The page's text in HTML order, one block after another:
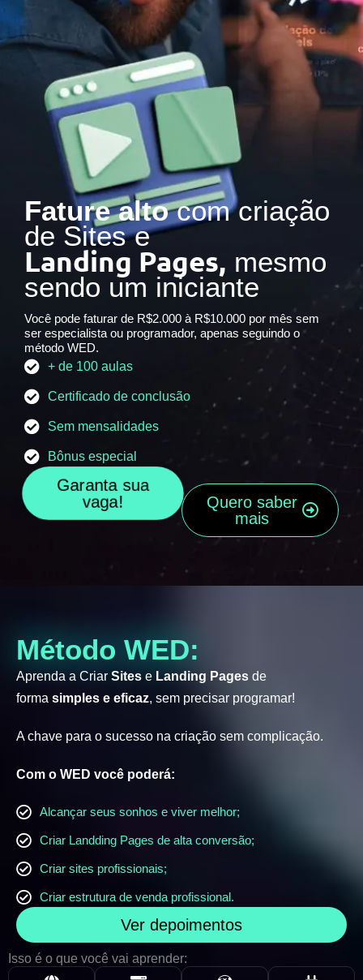
Fature altocom criação
de Sites e
Landing Pages, mesmo
sendo um iniciante
Você pode faturar de R$2.000 à R$10.000 por mês sem
ser especialista ou programador, apenas seguindo o
método WED.
+ de 100 aulas
Certificado de conclusão
Sem mensalidades
Bônus especial
Garanta sua
vaga!
Quero saber
mais
Método WED:
Aprenda a Criar Sites e Landing Pages de
forma simples e eficaz, sem precisar programar!
A chave para o sucesso na criação sem complicação.
Com o WED você poderá:
Alcançar seus sonhos e viver melhor;
Criar Landding Pages de alta conversão;
Criar sites profissionais;
Criar estrutura de venda profissional.
Ver depoimentos
Isso é o que você vai aprender: